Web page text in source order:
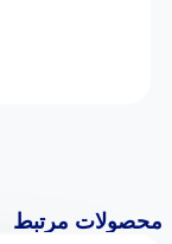
محصولات مرتبط